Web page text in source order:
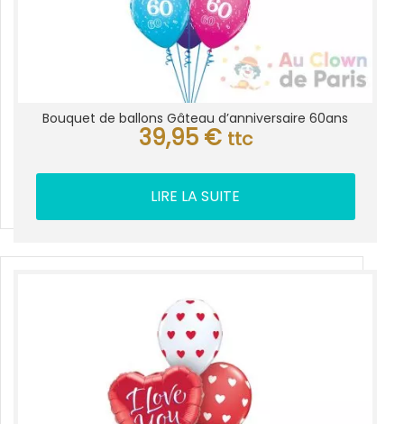
Bouquet de ballons Gâteau d’anniversaire 60ans
39,95 € ttc
LIRE LA SUITE